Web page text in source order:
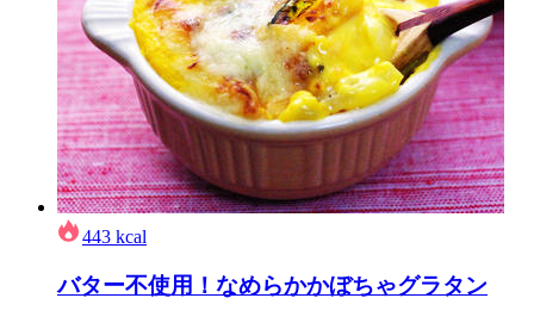
443 kcal
バター不使用！なめらかかぼちゃグラタン